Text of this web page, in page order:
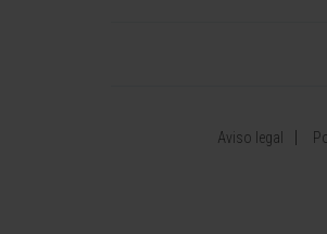
Aviso legal